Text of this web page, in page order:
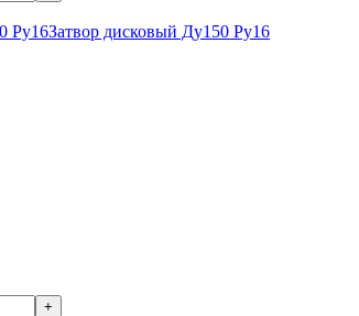
Затвор дисковый Ду150 Ру16
+